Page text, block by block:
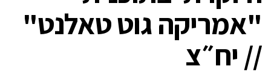
"אמריקה גוט טאלנט"
// יח״צ